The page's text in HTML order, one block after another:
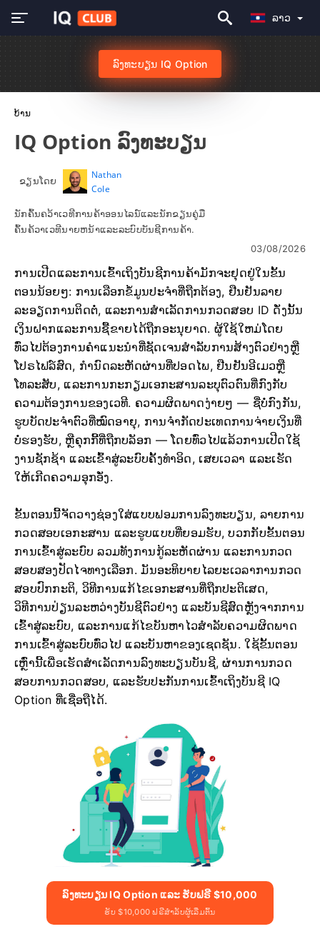
ລາວ
ລົງທະບຽນ IQ Option
ບ້ານ
IQ Option ລົງທະບຽນ
ຂຽນໂດຍ
Nathan
Cole
ນັກຄົ້ນຄວ້າເວທີການຄ້າອອນໄລນ໌ແລະນັກຂຽນຄູ່ມື
ຄົ້ນຄ້ວາເວທີນາຍຫນ້າແລະລະບົບບັນຊີການຄ້າ.
03/08/2026
ການເປີດແລະການເຂົ້າເຖິງບັນຊີການຄ້າມັກຈະຢຸດຢູ່ໃນຂັ້ນ
ຕອນນ້ອຍໆ: ການເລືອກຂໍ້ມູນປະຈໍາທີ່ຖືກຕ້ອງ, ຢືນຢັນລາຍ
ລະອຽດການຕິດຕໍ່, ແລະການສໍາເລັດການກວດສອບ ID ດັ່ງນັ້ນ
ເງິນຝາກແລະການຊື້ຂາຍໄດ້ຖືກອະນຸຍາດ. ຜູ້ໃຊ້ໃຫມ່ໂດຍ
ທົ່ວໄປຕ້ອງການຄໍາແນະນໍາທີ່ຊັດເຈນສໍາລັບການສ້າງຕົວຢ່າງຫຼື
ໂປຣໄຟລ໌ສົດ, ກໍານົດລະຫັດຜ່ານທີ່ປອດໄພ, ຢືນຢັນອີເມວຫຼື
ໂທລະສັບ, ແລະການກະກຽມເອກະສານລະບຸຕົວຕົນທີ່ກົງກັບ
ຄວາມຕ້ອງການຂອງເວທີ. ຄວາມຜິດພາດງ່າຍໆ — ຊື່ບໍ່ກົງກັນ,
ຮູບບັດປະຈຳຕົວທີ່ໝົດອາຍຸ, ການຈຳກັດປະເທດການຈ່າຍເງິນທີ່
ບໍ່ຮອງຮັບ, ຫຼືຄຸກກີ້ທີ່ຖືກບລັອກ — ໂດຍທົ່ວໄປແລ້ວການເປີດໃຊ້
ງານຊັກຊ້າ ແລະເຂົ້າສູ່ລະບົບຄັ້ງທຳອິດ, ເສຍເວລາ ແລະເຮັດ
ໃຫ້ເກີດຄວາມອຸກອັ່ງ.
ຂັ້ນຕອນນີ້ຈັດວາງຊ່ອງໃສ່ແບບຟອມການລົງທະບຽນ, ລາຍການ
ກວດສອບເອກະສານ ແລະຮູບແບບທີ່ຍອມຮັບ, ບວກກັບຂັ້ນຕອນ
ການເຂົ້າສູ່ລະບົບ ລວມທັງການກູ້ລະຫັດຜ່ານ ແລະການກວດ
ສອບສອງປັດໄຈທາງເລືອກ. ມັນອະທິບາຍໄລຍະເວລາການກວດ
ສອບປົກກະຕິ, ວິທີການແກ້ໄຂເອກະສານທີ່ຖືກປະຕິເສດ,
ວິທີການປ່ຽນລະຫວ່າງບັນຊີຕົວຢ່າງ ແລະບັນຊີສົດຫຼັງຈາກການ
ເຂົ້າສູ່ລະບົບ, ແລະການແກ້ໄຂບັນຫາໄວສໍາລັບຄວາມຜິດພາດ
ການເຂົ້າສູ່ລະບົບທົ່ວໄປ ແລະບັນຫາຂອງເຊດຊັນ. ໃຊ້ຂັ້ນຕອນ
ເຫຼົ່ານີ້ເພື່ອເຮັດສໍາເລັດການລົງທະບຽນບັນຊີ, ຜ່ານການກວດ
ສອບການກວດສອບ, ແລະຮັບປະກັນການເຂົ້າເຖິງບັນຊີ IQ
Option ທີ່ເຊື່ອຖືໄດ້.
ລົງທະບຽນ IQ Option ແລະ ຮັບຟຣີ $10,000
ຮັບ $10,000 ຟຣີສຳລັບຜູ້ເລີ່ມຕົ້ນ